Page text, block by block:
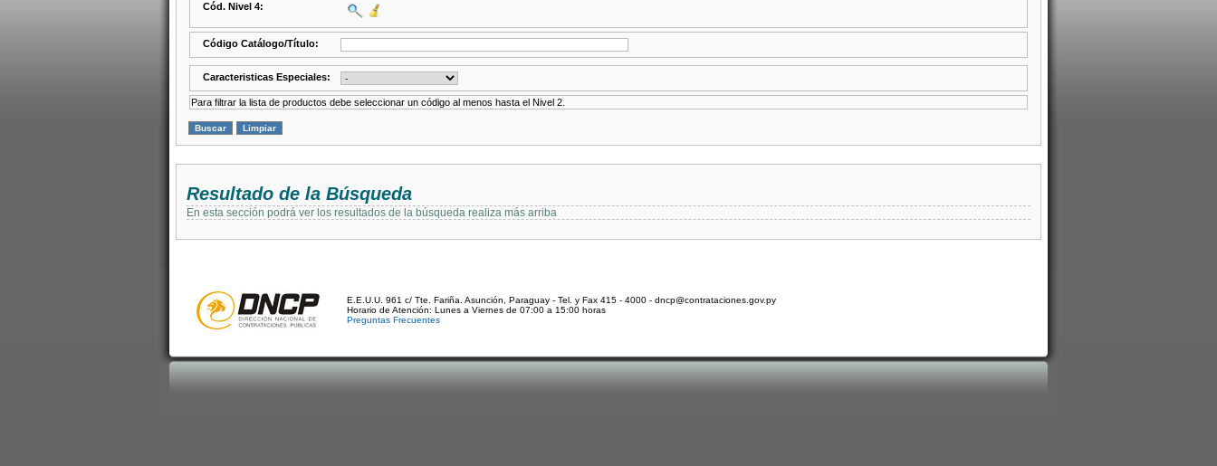
Cód. Nivel 4:
Código Catálogo/Título:
Caracteristicas Especiales:
Para filtrar la lista de productos debe seleccionar un código al menos hasta el Nivel 2.
Resultado de la Búsqueda
En esta sección podrá ver los resultados de la búsqueda realiza más arriba
E.E.U.U. 961 c/ Tte. Fariña. Asunción, Paraguay - Tel. y Fax 415 - 4000 - dncp@contrataciones.gov.py
Horario de Atención: Lunes a Viernes de 07:00 a 15:00 horas
Preguntas Frecuentes